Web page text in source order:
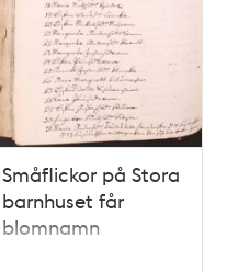
Småflickor på Stora
barnhuset får
blomnamn